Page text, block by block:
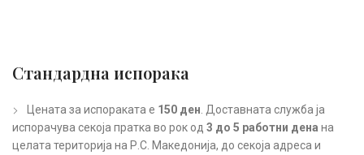
Стандардна испорака
Цената за испораката е 150 ден . Доставната служба ја
испорачува секоја пратка во рок од 3 до 5 работни дена на
целата територија на Р.С. Македонија, до секоја адреса и